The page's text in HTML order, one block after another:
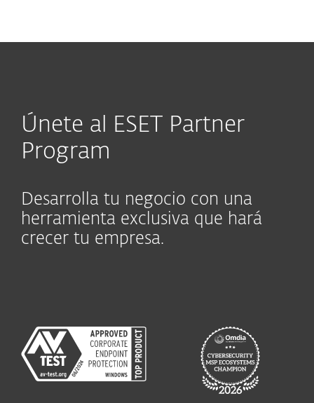
Únete al ESET Partner
Program
Desarrolla tu negocio con una
herramienta exclusiva que hará
crecer tu empresa.